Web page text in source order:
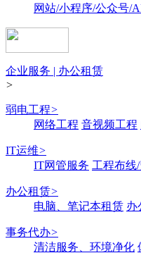
网站/小程序/公众号/
企业服务 | 办公租赁
>
弱电工程>
网络工程 音视频工程
IT运维>
IT网管服务 工程布线
办公租赁>
电脑、笔记本租赁 办
事务代办>
清洁服务、环境净化